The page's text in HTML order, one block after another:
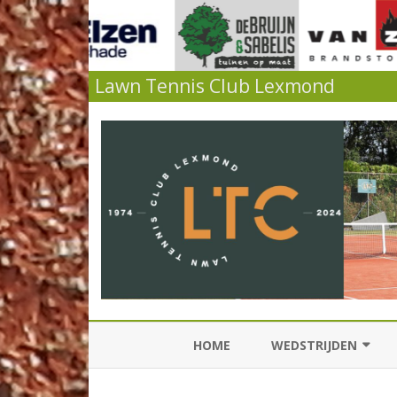
Lawn Tennis Club Lexmond
HOME WEDSTRIJDEN